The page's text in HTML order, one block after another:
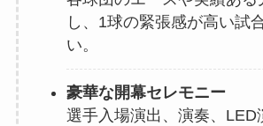
し、1球の緊張感が高い試
い。
豪華な開幕セレモニー
選手入場演出、演奏、LED